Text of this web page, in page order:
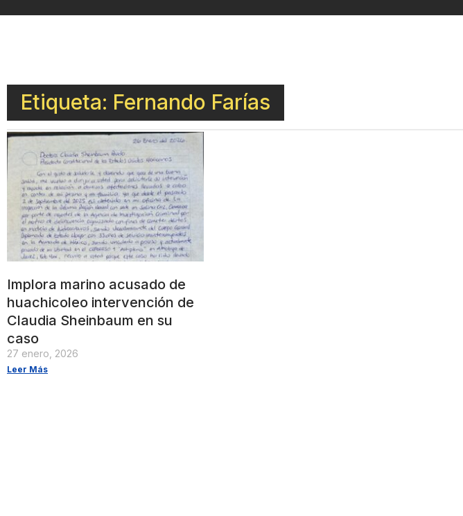
Etiqueta: Fernando Farías
Implora marino acusado de
huachicoleo intervención de
Claudia Sheinbaum en su
caso
27 enero, 2026
Leer Más